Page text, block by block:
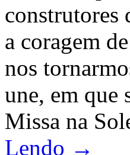
construtores
a coragem
nos
une, em que
Missa na
Lendo →